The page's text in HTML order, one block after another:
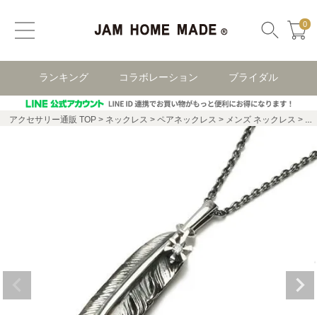
0
ランキング コラボレーション ブライダル
アクセサリー通販 TOP ネックレス ペアネックレス メンズ ネックレス フ